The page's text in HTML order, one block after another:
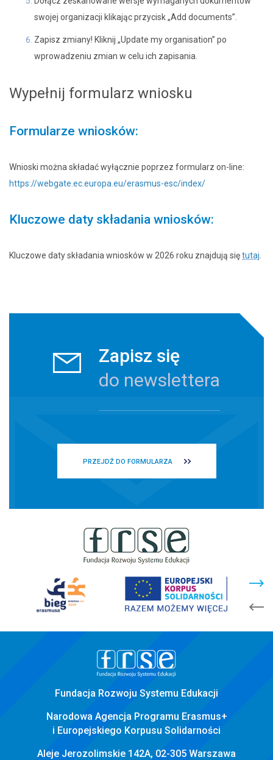
swojej organizacji klikając przycisk „Add documents”.
Zapisz zmiany! Kliknij „Update my organisation” po
wprowadzeniu zmian w celu ich zapisania.
Wypełnij formularz wniosku
Formularze wniosków:
Wnioski można składać wyłącznie poprzez formularz on-line:
https://webgate.ec.europa.eu/erasmus-esc/index/
Kluczowe daty składania wniosków:
Kluczowe daty składania wniosków w 2026 roku znajdują siętutaj
Zapisz się
do newslettera
PRZEJDŹ DO FORMULARZA
Fundacja Rozwoju Systemu Edukacji
Narodowa Agencja Programu Erasmus+
i Europejskiego Korpusu Solidarności
Aleje Jerozolimskie 142A, 02-305 Warszawa